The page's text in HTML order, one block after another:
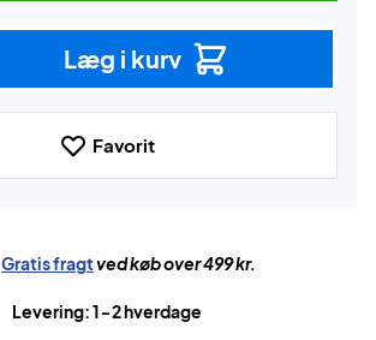
Læg i kurv
Favorit
Gratis fragtved køb over 499 kr.
Levering: 1-2 hverdage